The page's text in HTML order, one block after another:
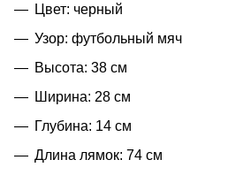
Цвет: черный
Узор: футбольный мяч
Высота: 38 см
Ширина: 28 см
Глубина: 14 см
Длина лямок: 74 см